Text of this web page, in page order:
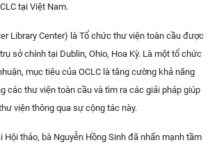
tại Việt Nam.
Library Center) là Tổ chức thư viện toàn cầu được
sở chính tại Dublin, Ohio, Hoa Kỳ. Là một tổ chức
mục tiêu của OCLC là tăng cường khả năng
các thư viện toàn cầu và tìm ra các giải pháp giúp
viện thông qua sự cộng tác này.
Hội thảo, bà Nguyễn Hồng Sinh đã nhấn mạnh tầm